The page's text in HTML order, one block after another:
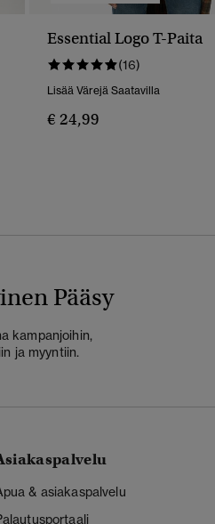
Essential Logo T-Paita
(16)
Lisää Värejä Saatavilla
€ 24,99
Pääsy
kampanjoihin,
ja myyntiin.
& asiakaspalvelu